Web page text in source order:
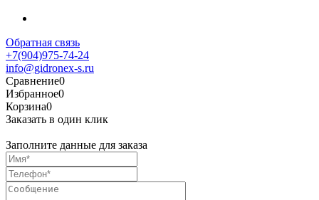
Обратная связь
+7(904)975-74-24
info@gidronex-s.ru
Сравнение0
Избранное0
Корзина0
Заказать в один клик
Заполните данные для заказа